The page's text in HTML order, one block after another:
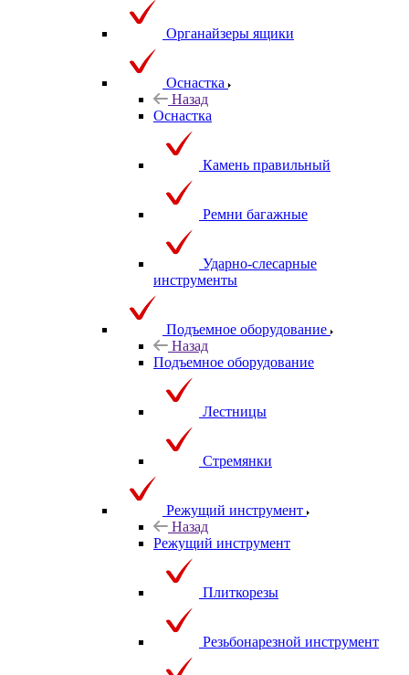
Органайзеры ящики
Оснастка
Назад
Оснастка
Камень правильный
Ремни багажные
Ударно-слесарные
инструменты
Подъемное оборудование
Назад
Подъемное оборудование
Лестницы
Стремянки
Режущий инструмент
Назад
Режущий инструмент
Плиткорезы
Резьбонарезной инструмент